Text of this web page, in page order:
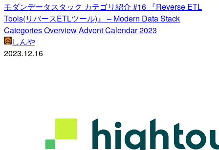
モダンデータスタック カテゴリ紹介 #16 『Reverse ETL
Tools(リバースETLツール)』 – Modern Data Stack
Categories Overview Advent Calendar 2023
しんや
2023.12.16